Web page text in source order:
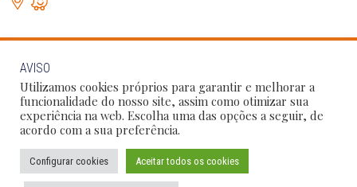
FALE CONOSCO
Siga as nossas redes sociais:
Política de Privacidade Condições de Uso
AVISO
Utilizamos cookies próprios para garantir e melhorar a
funcionalidade do nosso site, assim como otimizar sua
experiência na web. Escolha uma das opções a seguir, de
acordo com a sua preferência.
Configurar cookies Aceitar todos os cookies